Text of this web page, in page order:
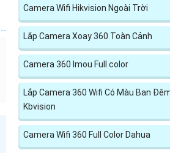
Camera Wifi Hikvision Ngoài Trời
Lắp Camera Xoay 360 Toàn Cảnh
Camera 360 Imou Full color
Lắp Camera 360 Wifi Có Màu Ban
Kbvision
Camera Wifi 360 Full Color Dahua